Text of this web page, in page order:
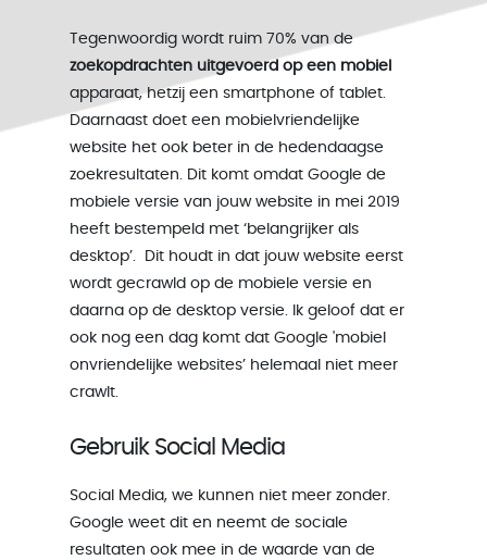
Tegenwoordig wordt ruim 70% van de
zoekopdrachten uitgevoerd op een mobiel
apparaat, hetzij een smartphone of tablet.
Daarnaast doet een mobielvriendelijke
website het ook beter in de hedendaagse
zoekresultaten. Dit komt omdat Google de
mobiele versie van jouw website in mei 2019
heeft bestempeld met ‘belangrijker als
desktop’. Dit houdt in dat jouw website eerst
wordt gecrawld op de mobiele versie en
daarna op de desktop versie. Ik geloof dat er
ook nog een dag komt dat Google 'mobiel
onvriendelijke websites’ helemaal niet meer
crawlt.
Gebruik Social Media
Social Media, we kunnen niet meer zonder.
Google weet dit en neemt de sociale
resultaten ook mee in de waarde van de